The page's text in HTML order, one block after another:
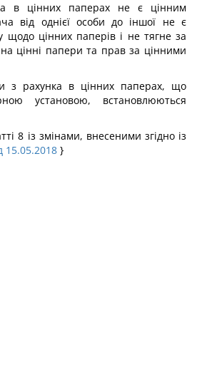
в цінних паперах не є цінним
від однієї особи до іншої не є
цінних паперів і не тягне за
цінні папери та прав за цінними
з рахунка в цінних паперах, що
установою, встановлюються
8 із змінами, внесеними згідно із
15.05.2018 }